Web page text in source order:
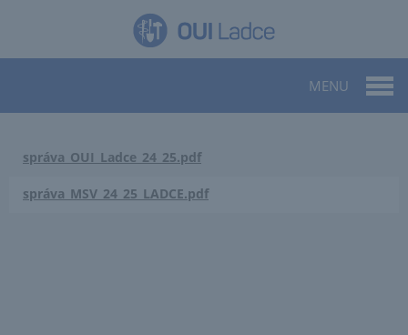
MENU
správa_OUI_Ladce_24_25.pdf
správa_MSV_24_25_LADCE.pdf